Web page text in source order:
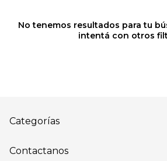
No tenemos resultados para tu
intentá con otros
Categorías
Contactanos